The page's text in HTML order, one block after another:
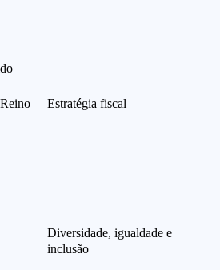
Estratégia fiscal
Diversidade, igualdade e
inclusão